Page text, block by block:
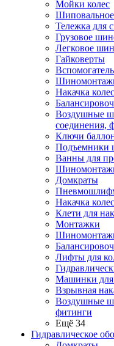
Мойки колес
Шиповальное
Тележка для
Грузовое
Легковое
Гайковерты
Накачка
Воздушные
соединения,
Ключи
Подъемники
Ванны для
Домкраты
Накачка колес
Клети для
Монтажки
Лифты для
Машинки для
Взрывная
Воздушные
фитинги
Ещё 34
Гидравлическое